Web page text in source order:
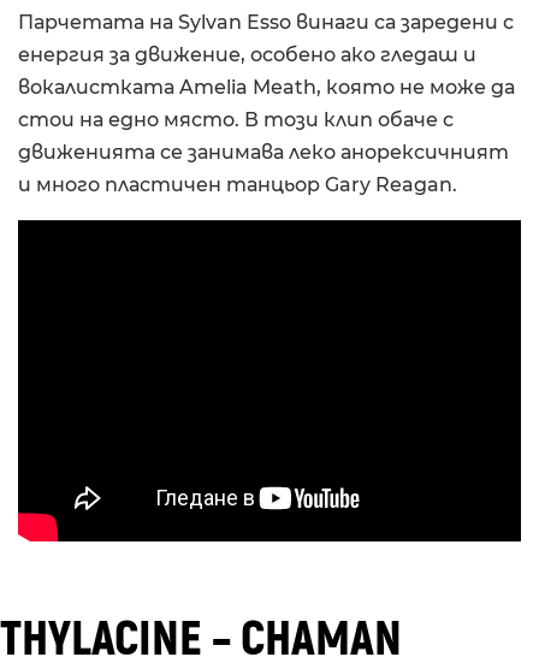
Парчетата на Sylvan Esso винаги са заредени с
енергия за движение, особено ако гледаш и
вокалистката Amelia Meath, която не може да
стои на едно място. В този клип обаче с
движенията се занимава леко анорексичният
и много пластичен танцьор Gary Reagan.
THYLACINE – CHAMAN